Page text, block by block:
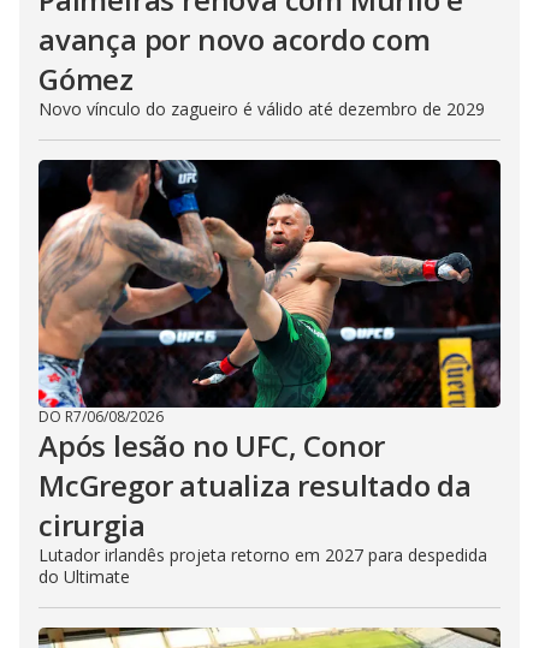
avança por novo acordo com
Gómez
Novo vínculo do zagueiro é válido até dezembro de 2029
DO R7/06/08/2026
Após lesão no UFC, Conor
McGregor atualiza resultado da
cirurgia
Lutador irlandês projeta retorno em 2027 para despedida
do Ultimate